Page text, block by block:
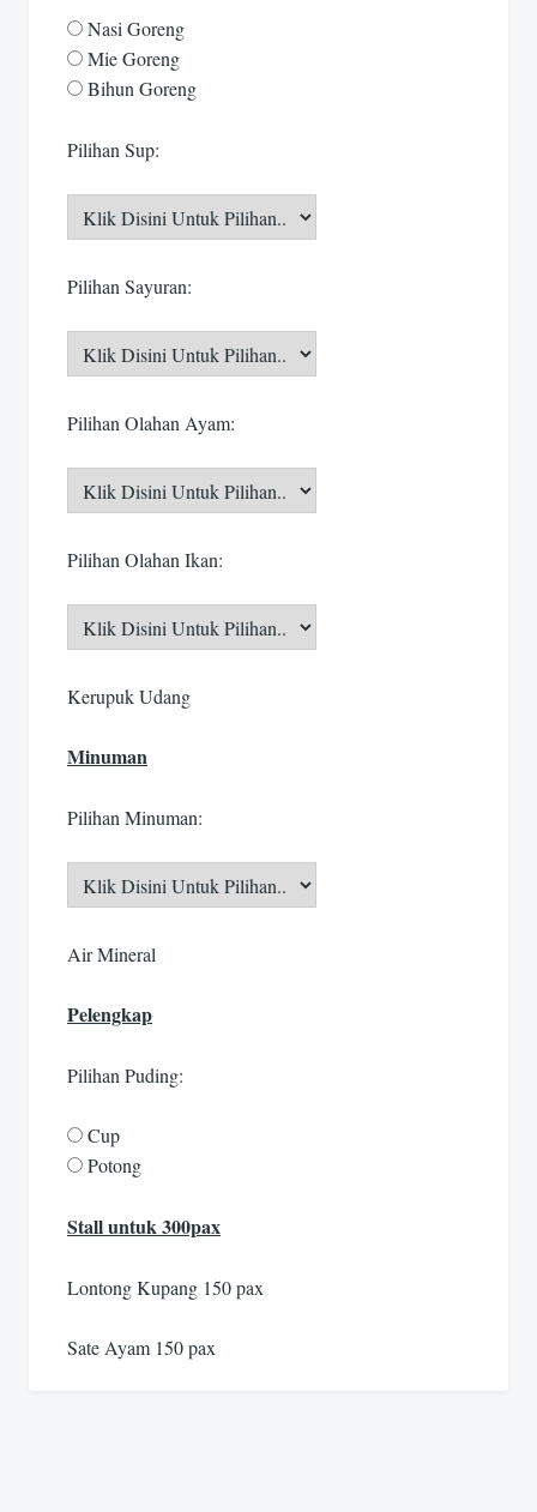
Nasi Goreng
Mie Goreng
Bihun Goreng
Pilihan Sup:
Pilihan Sayuran:
Pilihan Olahan Ayam:
Pilihan Olahan Ikan:
Kerupuk Udang
Minuman
Pilihan Minuman:
Air Mineral
Pelengkap
Pilihan Puding:
Cup
Potong
Stall untuk 300pax
Lontong Kupang 150 pax
Sate Ayam 150 pax